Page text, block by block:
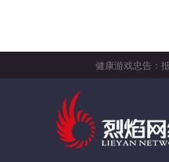
健康游戏忠告：